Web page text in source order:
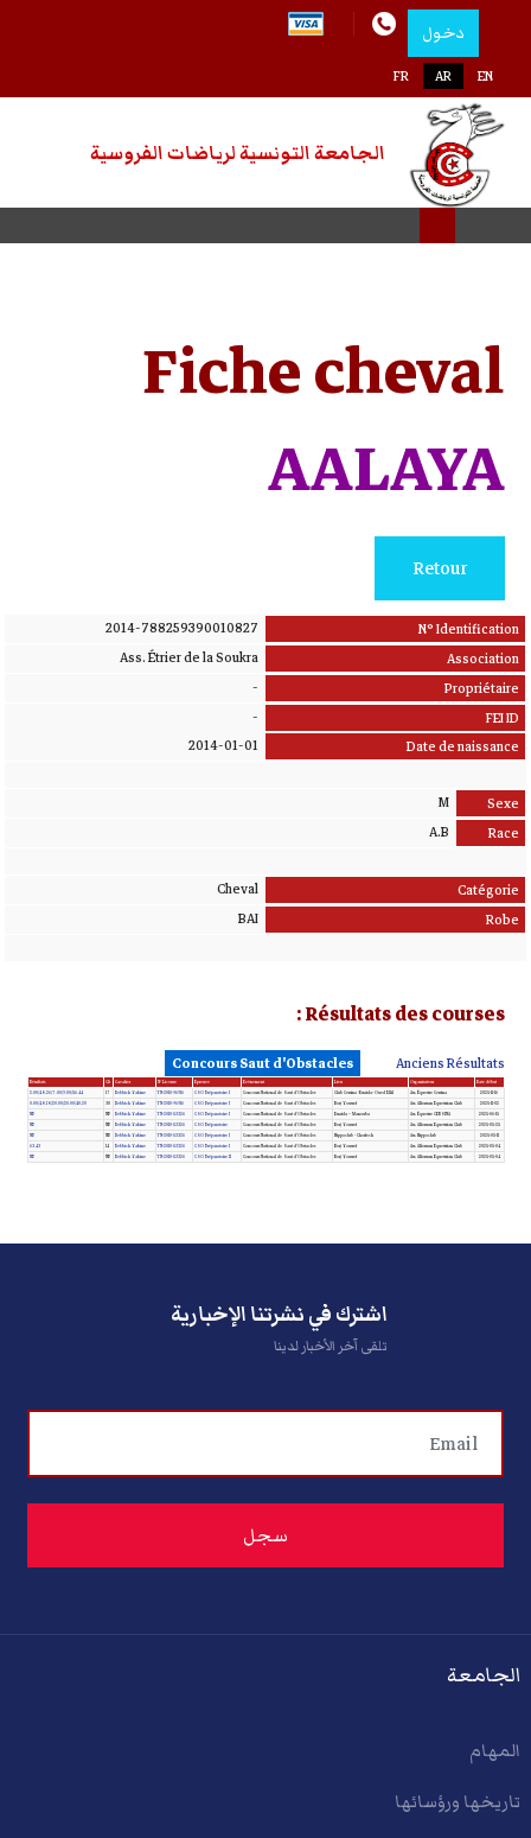
دخول
اختر لغتك
FR AR EN
الجامعة التونسية لرياضات الفروسية
Fiche cheval
AALAYA
Retour
N° Identification
2014-788259390010827
Association
Ass. Étrier de la Soukra
Propriétaire
-
FEI ID
-
Date de naissance
2014-01-01
Sexe
M
Race
A.B
Catégorie
Cheval
Robe
BAI
Résultats des courses :
Concours Saut d'Obstacles Anciens Résultats
Date début
Organisateur
Lieu
Evènement
Epreuve
N° License
Cavalier
Clt
Résultats
2025-11-16
Ass. Équestre Cersina
Club Cersina -Essaida- Oued Ellil
Concours National de Saut d'Obstacles
CSO Préparatoire I
TN-2010-96916
Debbich Yakine
17
2.00/48.26/7.00/9.00/56.44
2025-11-02
Ass. Alforssan Equestrian Club
Borj Youssef
Concours National de Saut d'Obstacles
CSO Préparatoire I
TN-2010-96916
Debbich Yakine
30
0.00/48.18/20.00/20.00/40.20
2025-06-15
Ass. Équestre CERSINA
Essaida – Manouba
Concours National de Saut d'Obstacles
CSO Préparatoire I
TN-2010-53326
Debbich Yakine
NP
NP
2025-05-25
Ass. Alforssan Equestrian Club
Borj Youssef
Concours National de Saut d'Obstacles
CSO Préparatoire
TN-2010-53326
Debbich Yakine
NP
NP
2025-05-11
Ass. Hippoclub
Hippoclub - Chorfech
Concours National de Saut d'Obstacles
CSO Préparatoire I
TN-2010-53326
Debbich Yakine
NP
NP
2025-05-04
Ass. Alforssan Equestrian Club
Borj Youssef
Concours National de Saut d'Obstacles
CSO Préparatoire I
TN-2010-53326
Debbich Yakine
14
63.43
2025-05-04
Ass. Alforssan Equestrian Club
Borj Youssef
Concours National de Saut d'Obstacles
CSO Préparatoire II
TN-2010-53326
Debbich Yakine
NP
NP
اشترك في نشرتنا الإخبارية
تلقى آخر الأخبار لدينا
الجامعة
المهام
تاريخها ورؤسائها